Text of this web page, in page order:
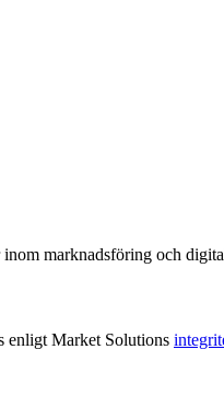
marknadsföring och
enligt Market Solutions